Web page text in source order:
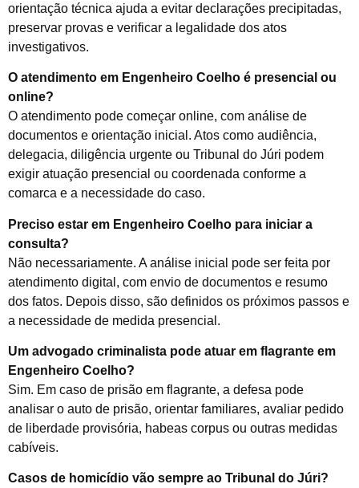
orientação técnica ajuda a evitar declarações precipitadas,
preservar provas e verificar a legalidade dos atos
investigativos.
O atendimento em Engenheiro Coelho é presencial ou
online?
O atendimento pode começar online, com análise de
documentos e orientação inicial. Atos como audiência,
delegacia, diligência urgente ou Tribunal do Júri podem
exigir atuação presencial ou coordenada conforme a
comarca e a necessidade do caso.
Preciso estar em Engenheiro Coelho para iniciar a
consulta?
Não necessariamente. A análise inicial pode ser feita por
atendimento digital, com envio de documentos e resumo
dos fatos. Depois disso, são definidos os próximos passos e
a necessidade de medida presencial.
Um advogado criminalista pode atuar em flagrante em
Engenheiro Coelho?
Sim. Em caso de prisão em flagrante, a defesa pode
analisar o auto de prisão, orientar familiares, avaliar pedido
de liberdade provisória, habeas corpus ou outras medidas
cabíveis.
Casos de homicídio vão sempre ao Tribunal do Júri?